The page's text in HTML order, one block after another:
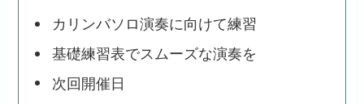
カリンバソロ演奏に向けて練習
基礎練習表でスムーズな演奏を
次回開催日